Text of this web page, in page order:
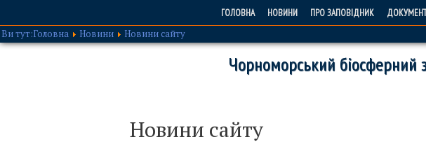
ГОЛОВНА НОВИНИ ПРО ЗАПОВІДНИК
Ви тут:Головна Новини Новини сайту
Чорноморський біосферний
Новини сайту